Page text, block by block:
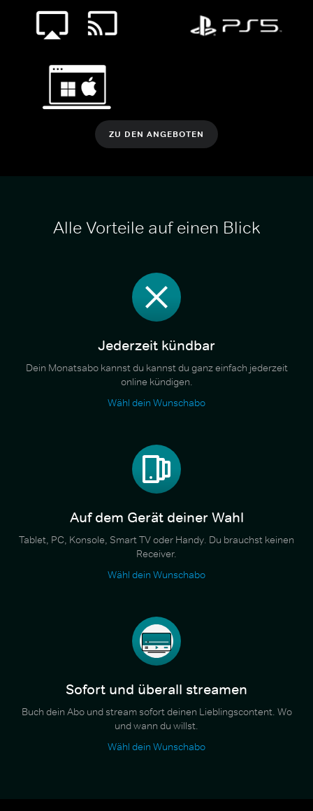
ZU DEN ANGEBOTEN
Alle Vorteile auf einen Blick
Jederzeit kündbar
Dein Monatsabo kannst du kannst du ganz einfach jederzeit
online kündigen.
Wähl dein Wunschabo
Auf dem Gerät deiner Wahl
Tablet, PC, Konsole, Smart TV oder Handy. Du brauchst keinen
Receiver.
Wähl dein Wunschabo
Sofort und überall streamen
Buch dein Abo und stream sofort deinen Lieblingscontent. Wo
und wann du willst.
Wähl dein Wunschabo